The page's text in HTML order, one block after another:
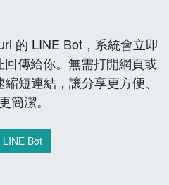
的 LINE Bot，系統會立即
傳給你。無需打開網頁或
短連結，讓分享更方便、
簡潔。
LINE Bot